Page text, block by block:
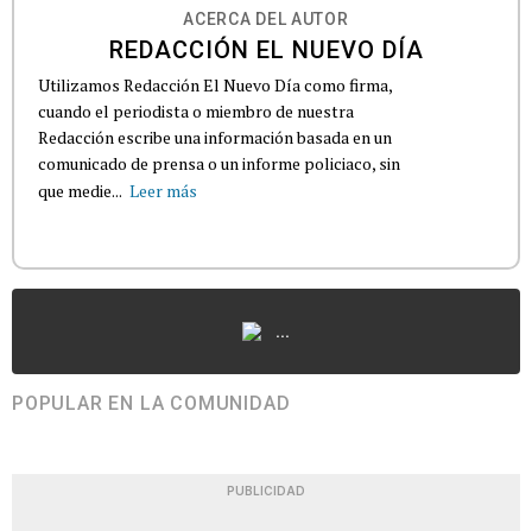
ACERCA DEL AUTOR
REDACCIÓN EL NUEVO DÍA
Utilizamos Redacción El Nuevo Día como firma,
cuando el periodista o miembro de nuestra
Redacción escribe una información basada en un
comunicado de prensa o un informe policiaco, sin
que medie... Leer más
...
POPULAR EN LA COMUNIDAD
PUBLICIDAD